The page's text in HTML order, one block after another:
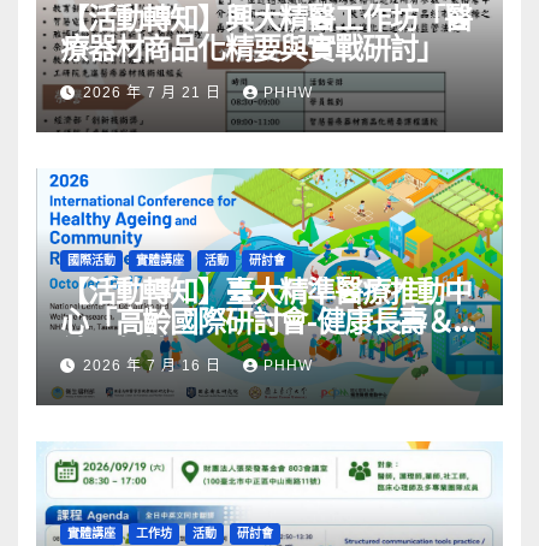
【活動轉知】興大精醫工作坊「醫
療器材商品化精要與實戰研討」
2026 年 7 月 21 日 PHHW
國際活動 實體講座 活動 研討會
【活動轉知】臺大精準醫療推動中
心「高齡國際研討會-健康長壽＆
社區韌性」
2026 年 7 月 16 日 PHHW
實體講座 工作坊 活動 研討會